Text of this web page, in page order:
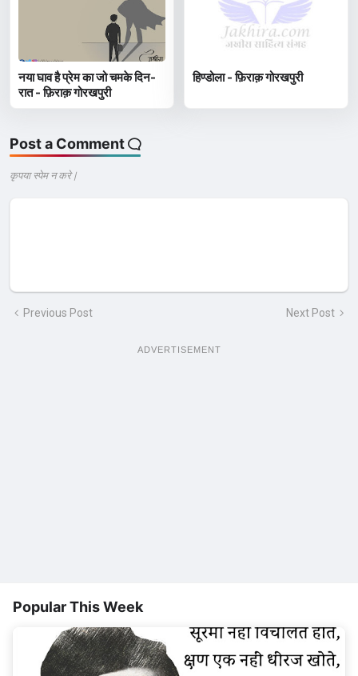
नया घाव है प्रेम का जो चमके दिन-
रात - फ़िराक़ गोरखपुरी
हिण्डोला - फ़िराक़ गोरखपुरी
Post a Comment
कृपया स्पेम न करे |
Previous Post Next Post
ADVERTISEMENT
Popular This Week